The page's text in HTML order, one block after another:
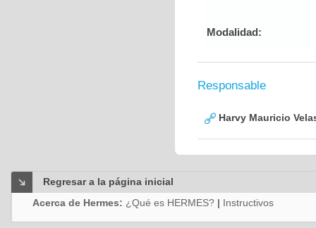
Modalidad:
Responsable
Harvy Mauricio
Regresar a la página inicial
Acerca de Hermes: ¿Qué es HERMES? | Instructivos